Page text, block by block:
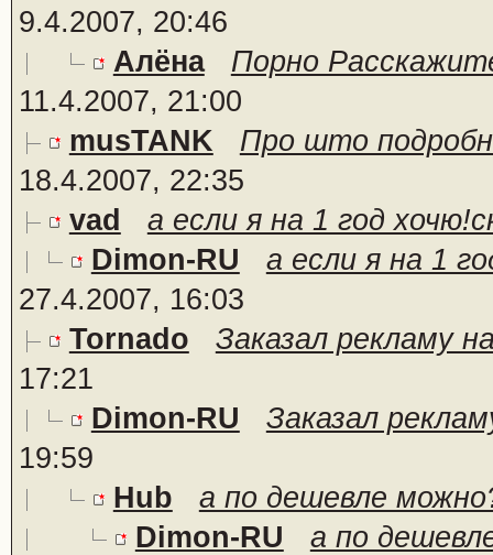
9.4.2007, 20:46
Алёна
Порно
11.4.2007, 21:00
musTANK
Про што
18.4.2007, 22:35
vad
а если я на 1 год
Dimon-RU
а если я на 1
27.4.2007, 16:03
Tornado
Заказал рекламу
17:21
Dimon-RU
Заказал
19:59
Hub
а по дешевле
Dimon-RU
а по